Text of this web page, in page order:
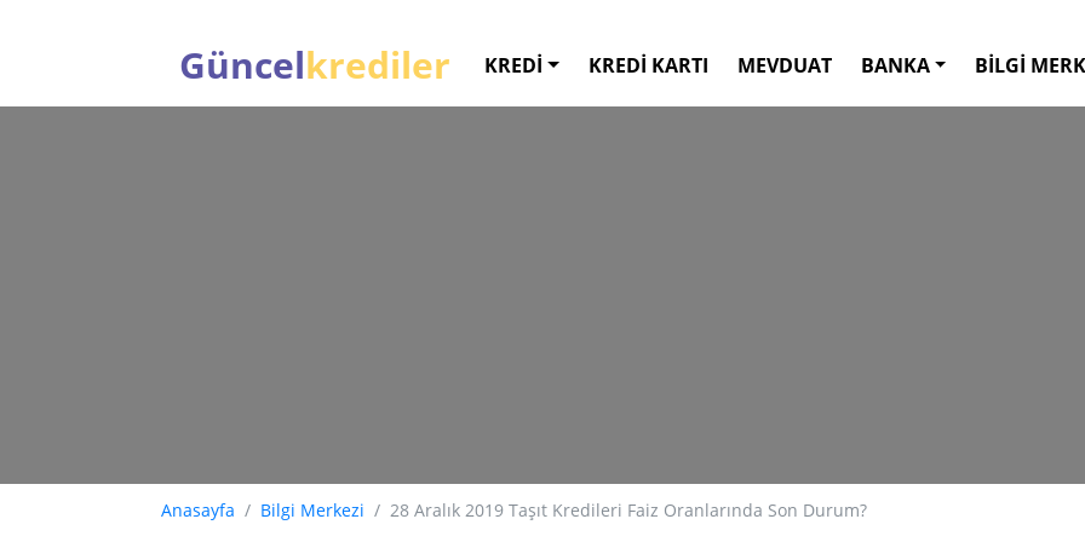
Güncelkrediler KREDİ KREDİ KARTI MEVDUAT BANKA BİLGİ
Anasayfa Bilgi Merkezi 28 Aralık 2019 Taşıt Kredileri Faiz Oranlarında Son Durum?